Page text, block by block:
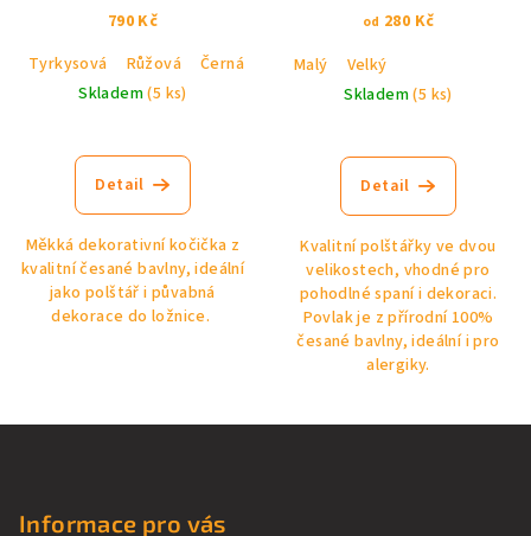
790 Kč
Tyrkysová
Růžová
Černá
Skladem(5 ks)
hodnocení
produktu
z
5
hvězdiček.
Detail
Měkká dekorativní kočička z
kvalitní česané bavlny, ideální
jako polštář i půvabná
dekorace do ložnice.
od 280 Kč
Malý
Velký
Skladem(5 ks)
Detail
Kvalitní polštářky ve dvou
velikostech, vhodné pro
pohodlné spaní i dekoraci.
Povlak je z přírodní 100%
česané bavlny, ideální i pro
alergiky.
Informace pro vás